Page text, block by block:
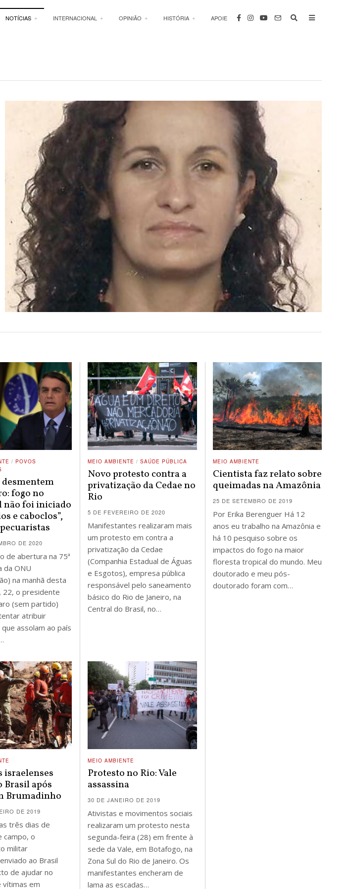
NOTÍCIAS INTERNACIONAL OPINIÃO HISTÓRIA APOIE
/ POVOS
fogo no
não foi iniciado
e caboclos”,
DE 2020
de abertura na 75ª
da ONU
na manhã desta
22, o presidente
(sem partido)
atribuir
assolam ao país
MEIO AMBIENTE / SAÚDE PÚBLICA
Novo protesto contra a
privatização da Cedae no
Rio
5 DE FEVEREIRO DE 2020
Manifestantes realizaram mais
um protesto em contra a
privatização da Cedae
(Companhia Estadual de Águas
e Esgotos), empresa pública
responsável pelo saneamento
básico do Rio de Janeiro, na
Central do Brasil, no…
MEIO AMBIENTE
Cientista faz relato sobre
queimadas na Amazônia
25 DE SETEMBRO DE 2019
Por Erika Berenguer Há 12
anos eu trabalho na Amazônia e
há 10 pesquiso sobre os
impactos do fogo na maior
floresta tropical do mundo. Meu
doutorado e meu pós-
doutorado foram com…
Brasil após
Brumadinho
DE 2019
três dias de
campo, o
militar
ao Brasil
de ajudar no
em
MEIO AMBIENTE
Protesto no Rio: Vale
assassina
30 DE JANEIRO DE 2019
Ativistas e movimentos sociais
realizaram um protesto nesta
segunda-feira (28) em frente à
sede da Vale, em Botafogo, na
Zona Sul do Rio de Janeiro. Os
manifestantes encheram de
lama as escadas…